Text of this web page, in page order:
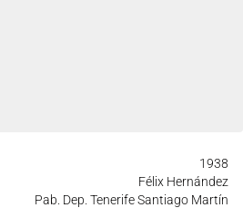
1938
Félix Hernández
Pab. Dep. Tenerife Santiago Martín